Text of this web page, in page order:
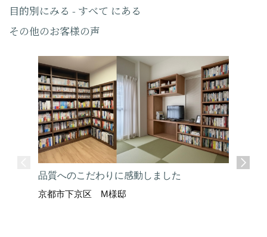
目的別にみる - すべて にある
その他のお客様の声
品質へのこだわりに感動しました
京都市下京区 M様邸